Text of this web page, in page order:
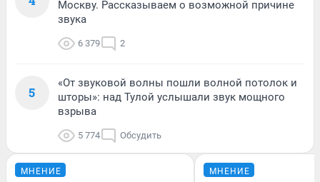
Москву. Рассказываем о возможной причине
звука
6 379 2
5
«От звуковой волны пошли волной потолок и
шторы»: над Тулой услышали звук мощного
взрыва
5 774 Обсудить
МНЕНИЕ МНЕНИЕ